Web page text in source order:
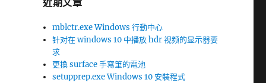
近期文章
mblctr.exe Windows 行動中心
针对在 windows 10 中播放 hdr 视频的显示器要
求
更換 surface 手寫筆的電池
setupprep.exe Windows 10 安裝程式